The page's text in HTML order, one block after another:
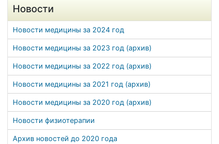
Новости
Новости медицины за 2024 год
Новости медицины за 2023 год (архив)
Новости медицины за 2022 год (архив)
Новости медицины за 2021 год (архив)
Новости медицины за 2020 год (архив)
Новости физиотерапии
Архив новостей до 2020 года